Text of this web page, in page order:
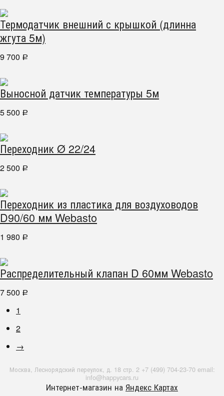
Термодатчик внешний с крышкой (длинна
жгута 5м)
9 700 Р
Выносной датчик температуры 5м
5 500 Р
Переходник Ø 22/24
2 500 Р
Переходник из пластика для воздуховодов
D90/60 мм Webasto
1 980 Р
Распределительный клапан D 60мм Webasto
7 500 Р
1
2
→
Москва, Леснорядский переулок, д. 18 стр. 2 +7 (499) 704-23-70 email:
info@happycars.ru
Интернет-магазин на Яндекс Картах